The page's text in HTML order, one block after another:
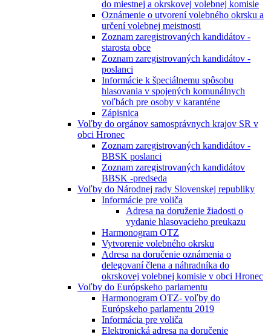
do miestnej a okrskovej volebnej komisie
Oznámenie o utvorení volebného okrsku a
určení volebnej meistnosti
Zoznam zaregistrovaných kandidátov -
starosta obce
Zoznam zaregistrovaných kandidátov -
poslanci
Informácie k špeciálnemu spôsobu
hlasovania v spojených komunálnych
voľbách pre osoby v karanténe
Zápisnica
Voľby do orgánov samosprávnych krajov SR v
obci Hronec
Zoznam zaregistrovaných kandidátov -
BBSK poslanci
Zoznam zaregistrovaných kandidátov
BBSK -predseda
Voľby do Národnej rady Slovenskej republiky
Informácie pre voliča
Adresa na doruženie žiadosti o
vydanie hlasovacieho preukazu
Harmonogram OTZ
Vytvorenie volebného okrsku
Adresa na doručenie oznámenia o
delegovaní člena a náhradníka do
okrskovej volebnej komisie v obci Hronec
Voľby do Európskeho parlamentu
Harmonogram OTZ- voľby do
Európskeho parlamentu 2019
Informácia pre voliča
Elektronická adresa na doručenie